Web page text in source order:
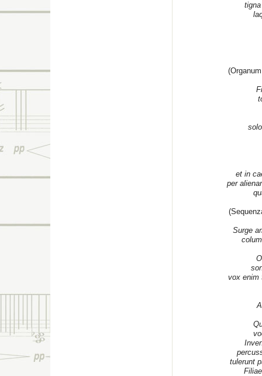
et in
per
Surge
vox enim
tulerunt